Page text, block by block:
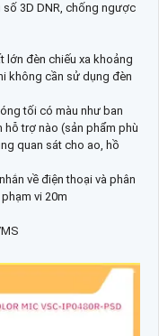
số 3D DNR, chống ngược
lớn đèn chiếu xa khoảng
không cần sử dụng đèn
tối có màu như ban
hỗ trợ nào (sản phẩm phù
quan sát cho ao, hồ
về điện thoại và phân
vi 20m